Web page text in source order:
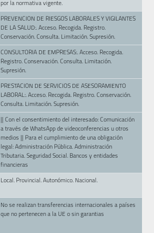
por la normativa vigente.
PREVENCION DE RIESGOS LABORALES Y VIGILANTES
DE LA SALUD:. Acceso. Recogida. Registro.
Conservación. Consulta. Limitación. Supresión.
CONSULTORIA DE EMPRESAS:. Acceso. Recogida.
Registro. Conservación. Consulta. Limitación.
Supresión.
PRESTACION DE SERVICIOS DE ASESORAMIENTO
LABORAL:. Acceso. Recogida. Registro. Conservación.
Consulta. Limitación. Supresión.
|| Con el consentimiento del interesado: Comunicación
a través de WhatsApp de videoconferencias u otros
medios || Para el cumplimiento de una obligación
legal: Administración Pública. Administración
Tributaria. Seguridad Social. Bancos y entidades
financieras
Local. Provincial. Autonómico. Nacional.
No se realizan transferencias internacionales a países
que no pertenecen a la UE o sin garantias